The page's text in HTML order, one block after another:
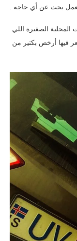
المحلية الصغيرة اللي
فيها أرخص بكتير من